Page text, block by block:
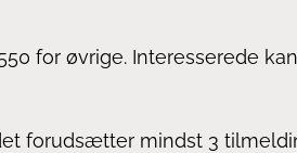
for øvrige. Interesserede
forudsætter mindst 3